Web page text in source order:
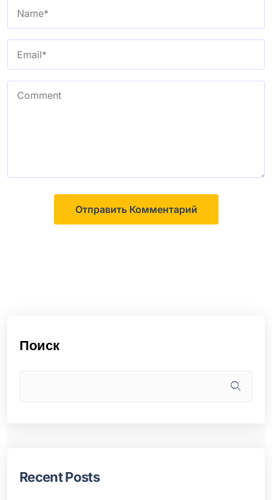
Поиск
Recent Posts